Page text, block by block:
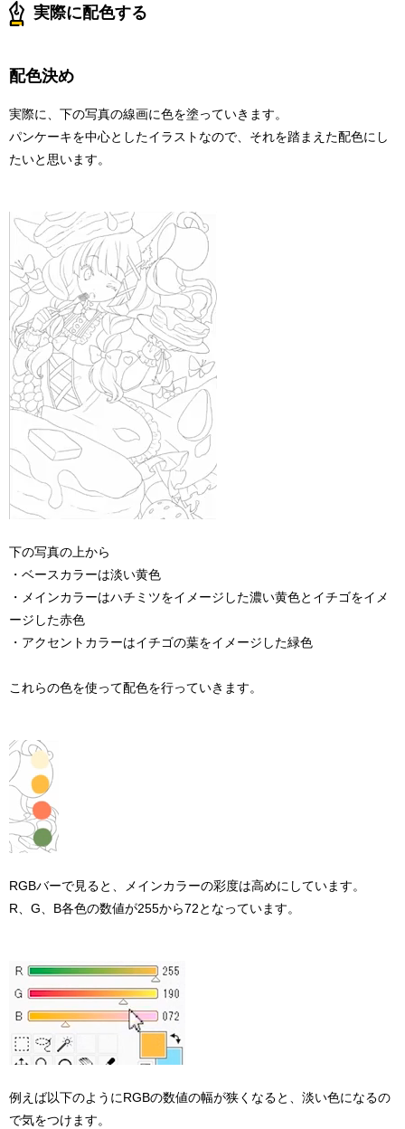
実際に配色する
配色決め
実際に、下の写真の線画に色を塗っていきます。
パンケーキを中心としたイラストなので、それを踏まえた配色にし
たいと思います。
下の写真の上から
・ベースカラーは淡い黄色
・メインカラーはハチミツをイメージした濃い黄色とイチゴをイメ
ージした赤色
・アクセントカラーはイチゴの葉をイメージした緑色
これらの色を使って配色を行っていきます。
RGBバーで見ると、メインカラーの彩度は高めにしています。
R、G、B各色の数値が255から72となっています。
例えば以下のようにRGBの数値の幅が狭くなると、淡い色になるの
で気をつけます。